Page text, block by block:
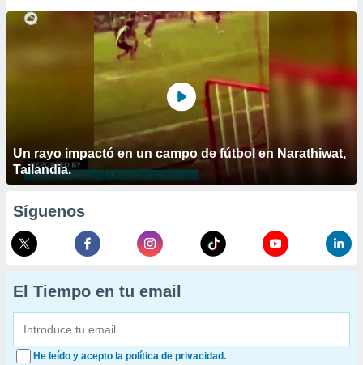
Un rayo impactó en un campo de fútbol en Narathiwat,
Tailandia.
Síguenos
El Tiempo en tu email
He leído y acepto la política de privacidad.